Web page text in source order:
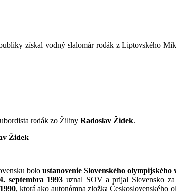
získal vodný slalomár rodák z Liptovského
rodák zo Žiliny Radoslav Židek.
bolo ustanovenie Slovenského olympijského
septembra 1993 uznal SOV a prijal Slovensko
, ktorá ako autonómna zložka